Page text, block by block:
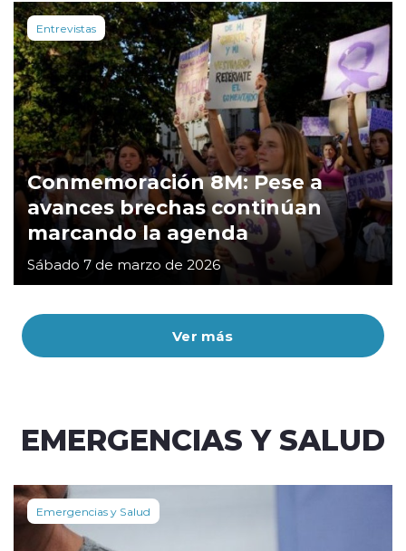
Ver más
Entrevistas
Conmemoración 8M: Pese a
avances brechas continúan
marcando la agenda
Sábado 7 de marzo de 2026
EMERGENCIAS Y SALUD
Emergencias y Salud